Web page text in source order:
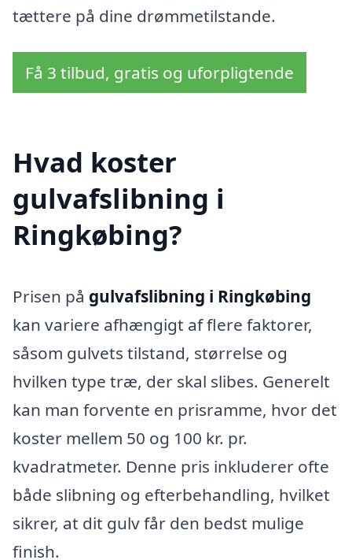
tættere på dine drømmetilstande.
Få 3 tilbud, gratis og uforpligtende
Hvad koster
gulvafslibning i
Ringkøbing?
Prisen på gulvafslibning i Ringkøbing
kan variere afhængigt af flere faktorer,
såsom gulvets tilstand, størrelse og
hvilken type træ, der skal slibes. Generelt
kan man forvente en prisramme, hvor det
koster mellem 50 og 100 kr. pr.
kvadratmeter. Denne pris inkluderer ofte
både slibning og efterbehandling, hvilket
sikrer, at dit gulv får den bedst mulige
finish.